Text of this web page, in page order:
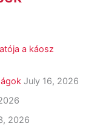
a káosz
July 16, 2026
2026